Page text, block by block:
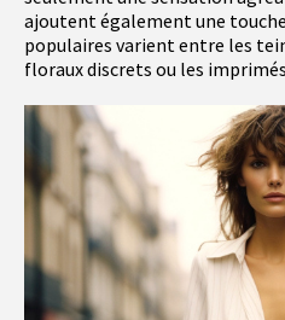
ajoutent également une
populaires varient entre les
floraux discrets ou les